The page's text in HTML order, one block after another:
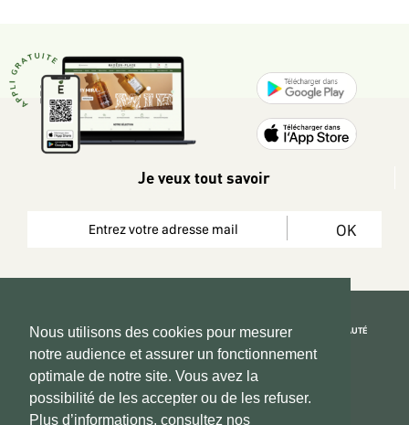
Nous utilisons des cookies pour mesurer
notre audience et assurer un fonctionnement
optimale de notre site. Vous avez la
possibilité de les accepter ou de les refuser.
Plus d’informations, consultez nos
Je veux tout savoir
OK
Copyright 2026 © www.hadeen-place.fr
Based on Kate&You MarketPlace’ solution
REJOIGNEZ LA COMMUNAUTÉ